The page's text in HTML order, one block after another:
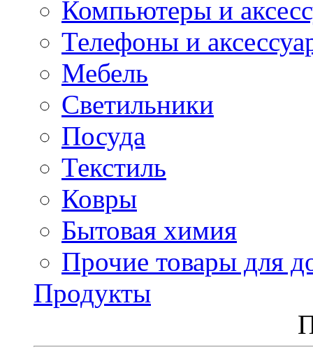
Компьютеры и
Телефоны и
Мебель
Светильники
Посуда
Текстиль
Ковры
Бытовая химия
Прочие товары для
Продукты